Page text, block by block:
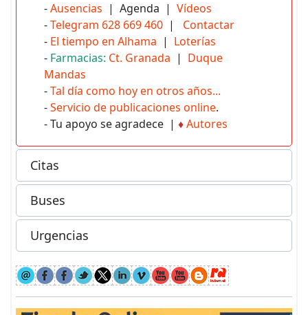
-Ausencias | Agenda | Vídeos
-Telegram 628 669 460 | Contactar
- El tiempo en Alhama | Loterías
- Farmacias: Ct. Granada | Duque
Mandas
-Tal día como hoy en otros años...
-Servicio de publicaciones online.
- Tu apoyo se agradece | ♦Autores
Citas
Buses
Urgencias